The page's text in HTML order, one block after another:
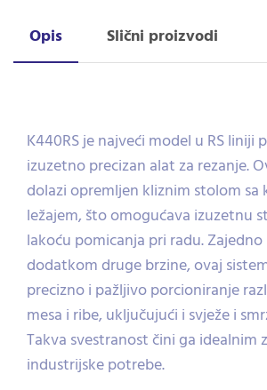
Opis Slični proizvodi
K440RS je najveći model u RS liniji
izuzetno precizan alat za rezanje.
dolazi opremljen kliznim stolom sa
ležajem, što omogućava izuzetnu
lakoću pomicanja pri radu.
dodatkom druge brzine, ovaj
precizno i pažljivo porcioniranje
mesa i ribe, uključujući i svježe i
Takva svestranost čini ga idealnim
industrijske potrebe.